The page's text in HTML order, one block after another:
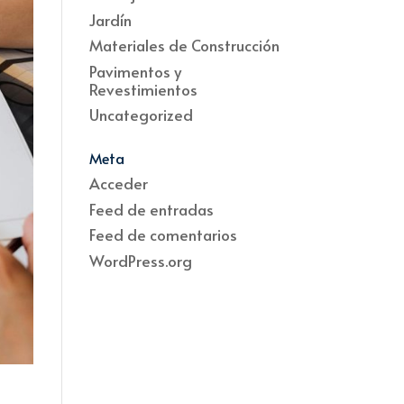
Jardín
Materiales de Construcción
Pavimentos y
Revestimientos
Uncategorized
Meta
Acceder
Feed de entradas
Feed de comentarios
WordPress.org